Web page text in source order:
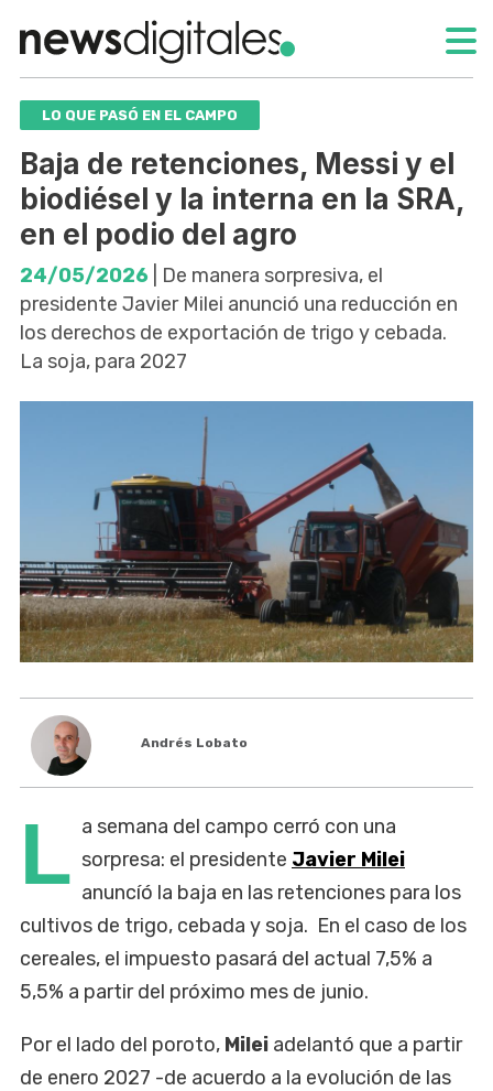
LO QUE PASÓ EN EL CAMPO
Baja de retenciones, Messi y el
biodiésel y la interna en la SRA,
en el podio del agro
24/05/2026 | De manera sorpresiva, el
presidente Javier Milei anunció una reducción en
los derechos de exportación de trigo y cebada.
La soja, para 2027
Andrés Lobato
L a semana del campo cerró con una
sorpresa: el presidente Javier Milei
anuncíó la baja en las retenciones para los
cultivos de trigo, cebada y soja. En el caso de los
cereales, el impuesto pasará del actual 7,5% a
5,5% a partir del próximo mes de junio.
Por el lado del poroto, Milei adelantó que a partir
de enero 2027 -de acuerdo a la evolución de las